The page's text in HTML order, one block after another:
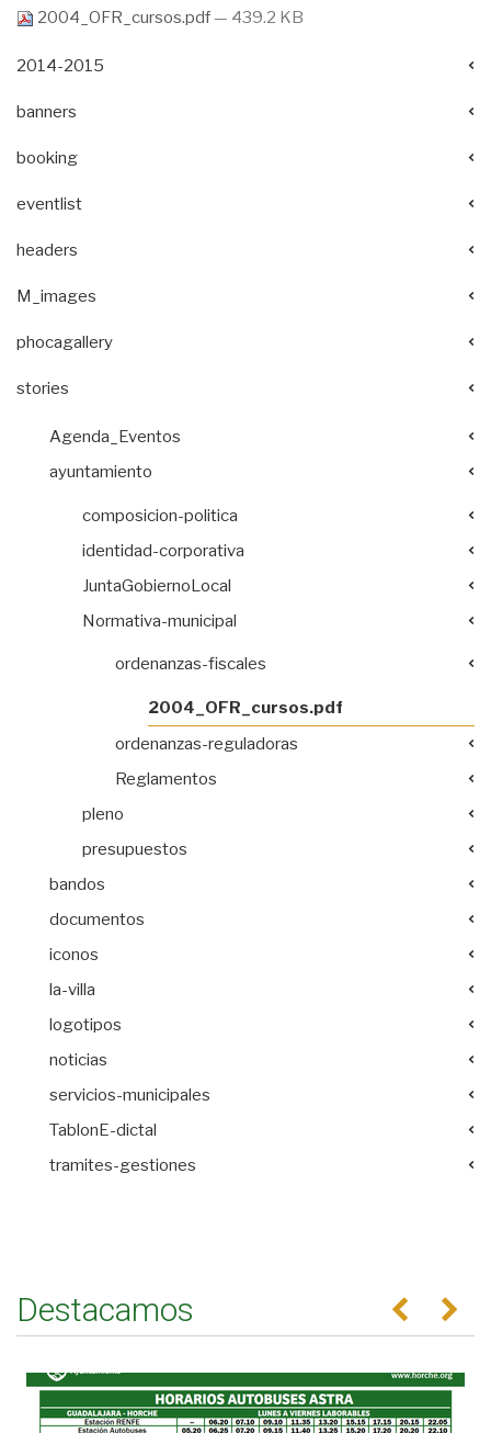
2004_OFR_cursos.pdf— 439.2 KB
2014-2015
banners
booking
eventlist
headers
M_images
phocagallery
stories
Agenda_Eventos
ayuntamiento
composicion-politica
identidad-corporativa
JuntaGobiernoLocal
Normativa-municipal
ordenanzas-fiscales
2004_OFR_cursos.pdf
ordenanzas-reguladoras
Reglamentos
pleno
presupuestos
bandos
documentos
iconos
la-villa
logotipos
noticias
servicios-municipales
TablonE-dictal
tramites-gestiones
Destacamos Anterior